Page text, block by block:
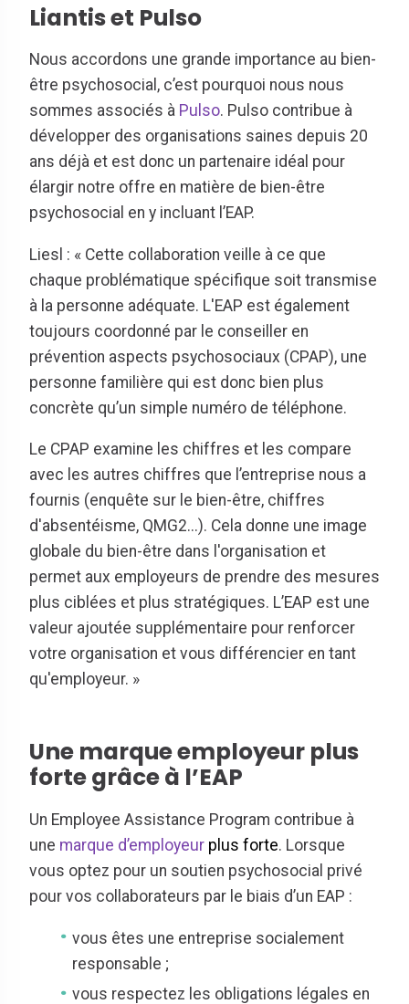
Liantis et Pulso
Nous accordons une grande importance au bien-
être psychosocial, c’est pourquoi nous nous
sommes associés à Pulso. Pulso contribue à
développer des organisations saines depuis 20
ans déjà et est donc un partenaire idéal pour
élargir notre offre en matière de bien-être
psychosocial en y incluant l’EAP.
Liesl : « Cette collaboration veille à ce que
chaque problématique spécifique soit transmise
à la personne adéquate. L'EAP est également
toujours coordonné par le conseiller en
prévention aspects psychosociaux (CPAP), une
personne familière qui est donc bien plus
concrète qu’un simple numéro de téléphone.
Le CPAP examine les chiffres et les compare
avec les autres chiffres que l’entreprise nous a
fournis (enquête sur le bien-être, chiffres
d'absentéisme, QMG2...). Cela donne une image
globale du bien-être dans l'organisation et
permet aux employeurs de prendre des mesures
plus ciblées et plus stratégiques. L’EAP est une
valeur ajoutée supplémentaire pour renforcer
votre organisation et vous différencier en tant
qu'employeur. »
Une marque employeur plus
forte grâce à l’EAP
Un Employee Assistance Program contribue à
une marque d’employeur plus forte. Lorsque
vous optez pour un soutien psychosocial privé
pour vos collaborateurs par le biais d’un EAP :
vous êtes une entreprise socialement
responsable ;
vous respectez les obligations légales en